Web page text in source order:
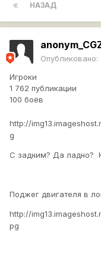
НАЗАД
Опубликовано:
Игроки
1 762 публикации
100 боёв
http://
g
С задним? Да ладно?
Поджег двигателя в
http://
pg